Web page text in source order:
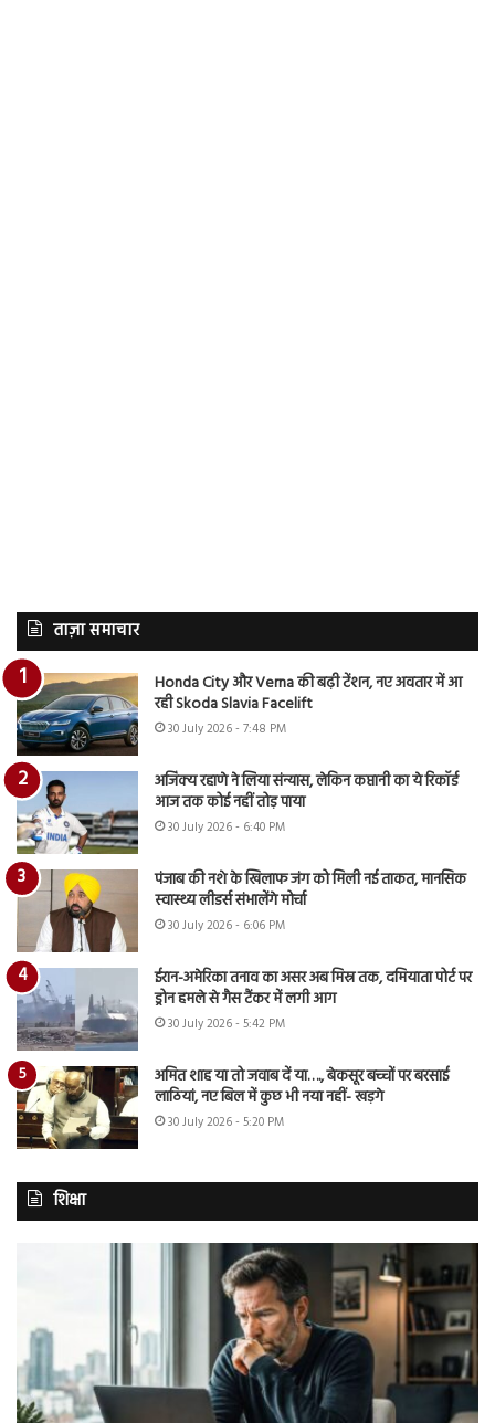
ताज़ा समाचार
Honda City और Verna की बढ़ी टेंशन, नए अवतार में आ
रही Skoda Slavia Facelift
30 July 2026 - 7:48 PM
अजिंक्य रहाणे ने लिया संन्यास, लेकिन कप्तानी का ये रिकॉर्ड
आज तक कोई नहीं तोड़ पाया
30 July 2026 - 6:40 PM
पंजाब की नशे के खिलाफ जंग को मिली नई ताकत, मानसिक
स्वास्थ्य लीडर्स संभालेंगे मोर्चा
30 July 2026 - 6:06 PM
ईरान-अमेरिका तनाव का असर अब मिस्र तक, दमियाता पोर्ट पर
ड्रोन हमले से गैस टैंकर में लगी आग
30 July 2026 - 5:42 PM
अमित शाह या तो जवाब दें या…., बेकसूर बच्चों पर बरसाई
लाठियां, नए बिल में कुछ भी नया नहीं- खड़गे
30 July 2026 - 5:20 PM
शिक्षा